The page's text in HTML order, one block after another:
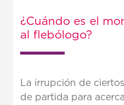
¿Cuándo es el
al flebólogo?
La irrupción de
de partida para